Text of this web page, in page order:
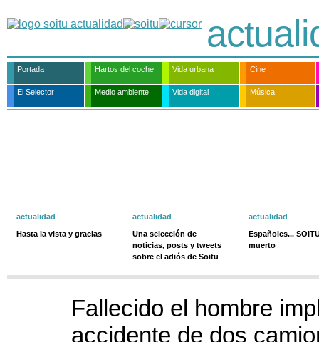
Portada Hartos del coche Vida urbana Cine
El Selector Medio ambiente Vida digital Música
actualidad
Hasta la vista y gracias
actualidad
Una selección de
noticias, posts y tweets
sobre el adiós de Soitu
actualidad
Españoles...
muerto
Fallecido el hombre
accidente de dos